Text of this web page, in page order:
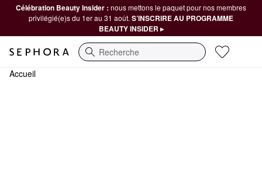
Célébration Beauty Insider : nous mettons le paquet pour nos membres
privilégié(e)s du 1er au 31 août. S’INSCRIRE AU PROGRAMME
BEAUTY INSIDER ▸
Recherche
Accueil